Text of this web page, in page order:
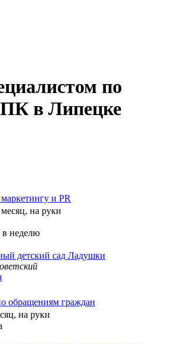
по
ПК в Липецке
и PR
месяц, на руки
неделю
детский сад Ладушки
обращениям граждан
на руки